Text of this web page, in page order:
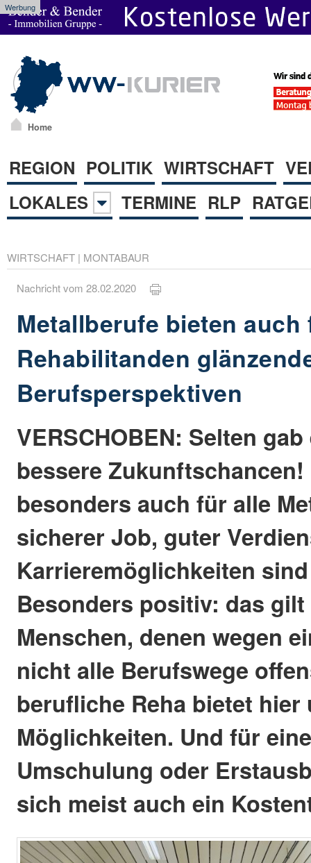
Werbung
Home
REGION POLITIK WIRTSCHAFT
LOKALES
TERMINE RLP
WIRTSCHAFT | MONTABAUR
Nachricht vom 28.02.2020
Metallberufe bieten auch
Rehabilitanden
Berufsperspektiven
VERSCHOBEN: Selten
bessere
besonders auch für alle
sicherer Job, guter
Karrieremöglichkeiten
Besonders positiv: das
Menschen, denen wegen
nicht alle Berufswege
berufliche Reha bietet hier
Möglichkeiten. Und für
Umschulung oder
sich meist auch ein